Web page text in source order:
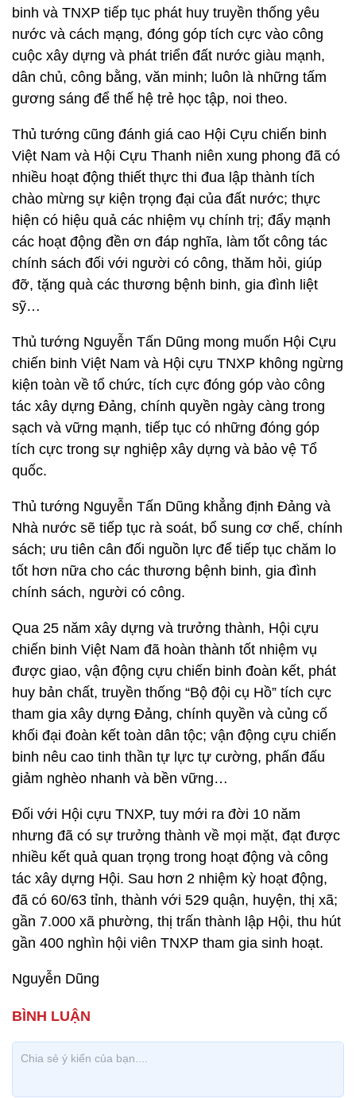
binh và TNXP tiếp tục phát huy truyền thống yêu
nước và cách mạng, đóng góp tích cực vào công
cuộc xây dựng và phát triển đất nước giàu mạnh,
dân chủ, công bằng, văn minh; luôn là những tấm
gương sáng để thế hệ trẻ học tập, noi theo.
Thủ tướng cũng đánh giá cao Hội Cựu chiến binh
Việt Nam và Hội Cựu Thanh niên xung phong đã có
nhiều hoạt động thiết thực thi đua lập thành tích
chào mừng sự kiện trọng đại của đất nước; thực
hiện có hiệu quả các nhiệm vụ chính trị; đẩy mạnh
các hoạt động đền ơn đáp nghĩa, làm tốt công tác
chính sách đối với người có công, thăm hỏi, giúp
đỡ, tặng quà các thương bệnh binh, gia đình liệt
sỹ…
Thủ tướng Nguyễn Tấn Dũng mong muốn Hội Cựu
chiến binh Việt Nam và Hội cựu TNXP không ngừng
kiện toàn về tổ chức, tích cực đóng góp vào công
tác xây dựng Đảng, chính quyền ngày càng trong
sạch và vững mạnh, tiếp tục có những đóng góp
tích cực trong sự nghiệp xây dựng và bảo vệ Tổ
quốc.
Thủ tướng Nguyễn Tấn Dũng khẳng định Đảng và
Nhà nước sẽ tiếp tục rà soát, bổ sung cơ chế, chính
sách; ưu tiên cân đối nguồn lực để tiếp tục chăm lo
tốt hơn nữa cho các thương bệnh binh, gia đình
chính sách, người có công.
Qua 25 năm xây dựng và trưởng thành, Hội cựu
chiến binh Việt Nam đã hoàn thành tốt nhiệm vụ
được giao, vận động cựu chiến binh đoàn kết, phát
huy bản chất, truyền thống “Bộ đội cụ Hồ” tích cực
tham gia xây dựng Đảng, chính quyền và củng cố
khối đại đoàn kết toàn dân tộc; vận động cựu chiến
binh nêu cao tinh thần tự lực tự cường, phấn đấu
giảm nghèo nhanh và bền vững…
Đối với Hội cựu TNXP, tuy mới ra đời 10 năm
nhưng đã có sự trưởng thành về mọi mặt, đạt được
nhiều kết quả quan trọng trong hoạt động và công
tác xây dựng Hội. Sau hơn 2 nhiệm kỳ hoạt động,
đã có 60/63 tỉnh, thành với 529 quận, huyện, thị xã;
gần 7.000 xã phường, thị trấn thành lập Hội, thu hút
gần 400 nghìn hội viên TNXP tham gia sinh hoạt.
Nguyễn Dũng